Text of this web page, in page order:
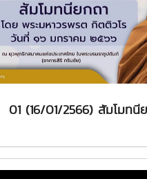
01 (16/01/2566) สัมโมทนี